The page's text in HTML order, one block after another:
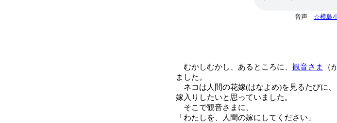
音声 ☆横島
むかしむかし、あるところに、 観音さま
（
ました。
ネコは人間の花嫁(はなよめ)を見るたびに
嫁入りしたいと思っていました。
そこで観音さまに、
「わたしを、人間の嫁にしてください」